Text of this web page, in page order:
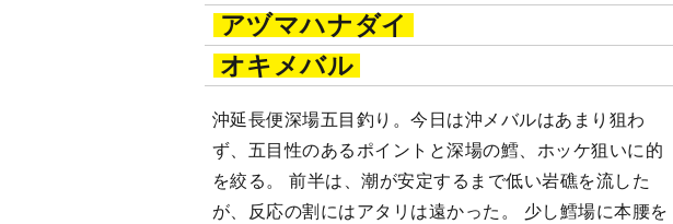
アヅマハナダイ
オキメバル
沖延長便深場五目釣り。今日は沖メバルはあまり狙わ
ず、五目性のあるポイントと深場の鱈、ホッケ狙いに的
を絞る。 前半は、潮が安定するまで低い岩礁を流した
が、反応の割にはアタリは遠かった。 少し鱈場に本腰を